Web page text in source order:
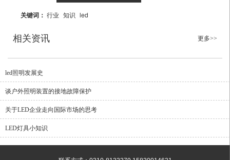
关键词： 行业 知识 led
相关资讯 更多>>
led照明发展史
谈户外照明装置的接地故障保护
关于LED企业走向国际市场的思考
LED灯具小知识